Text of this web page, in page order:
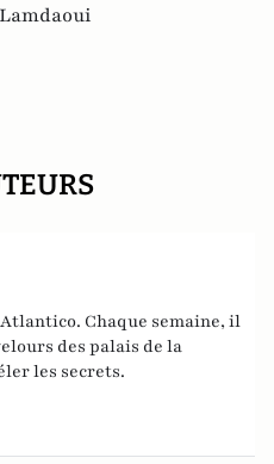
Chaque semaine, il
des palais de la
les secrets.